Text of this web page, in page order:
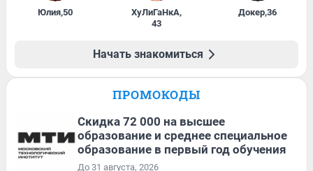
Юлия,50 ХуЛиГаНкА,
43
Докер,36
Начать знакомиться
ПРОМОКОДЫ
Скидка 72 000 на высшее
образование и среднее специальное
образование в первый год обучения
До 31 августа, 2026